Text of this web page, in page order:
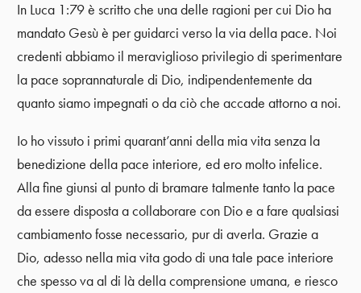
In Luca 1:79 è scritto che una delle ragioni per cui Dio ha
mandato Gesù è per guidarci verso la via della pace. Noi
credenti abbiamo il meraviglioso privilegio di sperimentare
la pace soprannaturale di Dio, indipendentemente da
quanto siamo impegnati o da ciò che accade attorno a noi.
Io ho vissuto i primi quarant’anni della mia vita senza la
benedizione della pace interiore, ed ero molto infelice.
Alla fine giunsi al punto di bramare talmente tanto la pace
da essere disposta a collaborare con Dio e a fare qualsiasi
cambiamento fosse necessario, pur di averla. Grazie a
Dio, adesso nella mia vita godo di una tale pace interiore
che spesso va al di là della comprensione umana, e riesco